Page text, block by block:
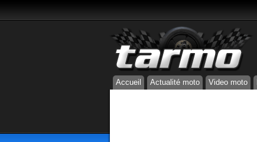
Accueil Actualité moto Video moto